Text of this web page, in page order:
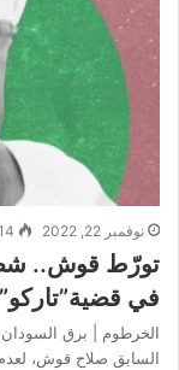
نوفمبر 22, 2022
تورّط قوش..
في قضية”تاركو”
الخرطوم | برق السودان
السابق صلاح قوش،